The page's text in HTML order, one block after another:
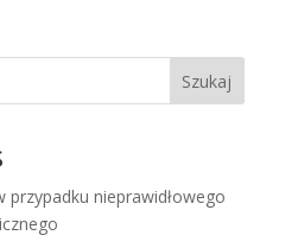
Szukaj
przypadku nieprawidłowego